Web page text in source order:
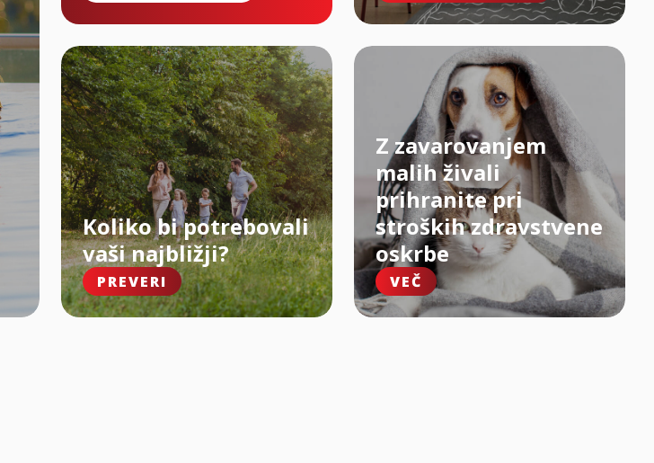
Koliko bi potrebovali
vaši najbližji?
PREVERI
Z zavarovanjem
malih živali
prihranite pri
stroških zdravstvene
oskrbe
VEČ